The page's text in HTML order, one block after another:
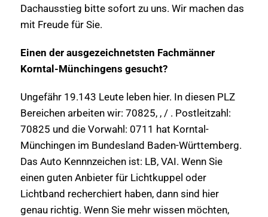
Dachausstieg bitte sofort zu uns. Wir machen das
mit Freude für Sie.
Einen der ausgezeichnetsten Fachmänner
Korntal-Münchingens gesucht?
Ungefähr 19.143 Leute leben hier. In diesen PLZ
Bereichen arbeiten wir: 70825, , / . Postleitzahl:
70825 und die Vorwahl: 0711 hat Korntal-
Münchingen im Bundesland Baden-Württemberg.
Das Auto Kennnzeichen ist: LB, VAI. Wenn Sie
einen guten Anbieter für Lichtkuppel oder
Lichtband recherchiert haben, dann sind hier
genau richtig. Wenn Sie mehr wissen möchten,